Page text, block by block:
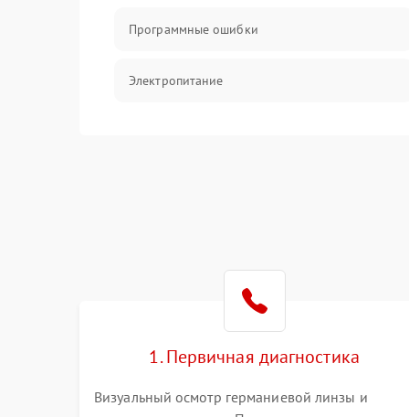
Программные ошибки
Электропитание
Температурные проблемы
Сбои коммуникаций и интерфейсов
1. Первичная диагностика
Визуальный осмотр германиевой линзы и